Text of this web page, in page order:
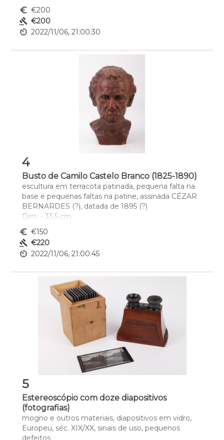
euro_symbol €200
gavel €200
av_timer 2022/11/06, 21:00:30
4
Busto de Camilo Castelo Branco (1825-1890)
escultura em terracota patinada, pequena falta na
base e pequenas faltas na patine, assinada CÉZAR
BERNARDES (?), datada de 1895 (?)
Dim. - 33,5 cm
euro_symbol €150
gavel €220
av_timer 2022/11/06, 21:00:45
5
Estereoscópio com doze diapositivos
(fotografias)
mogno e outros materiais, diapositivos em vidro,
Europeu, séc. XIX/XX, sinais de uso, pequenos
defeitos